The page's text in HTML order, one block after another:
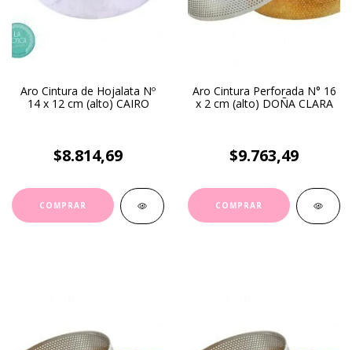
Aro Cintura de Hojalata Nº
14 x 12 cm (alto) CAIRO
$8.814,69
Aro Cintura Perforada N° 16
x 2 cm (alto) DOÑA CLARA
$9.763,49